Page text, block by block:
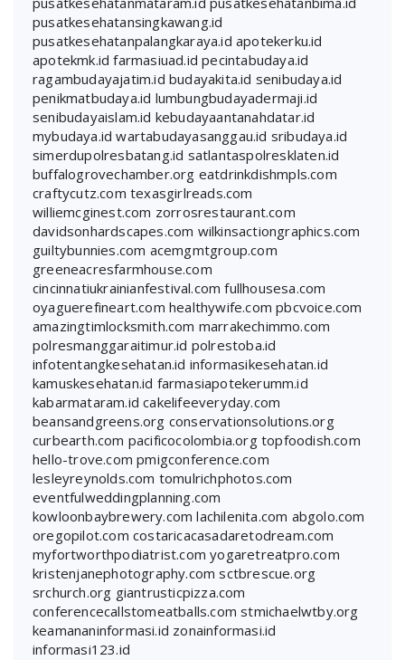
pusatkesehatansingkawang.id
pusatkesehatanpalangkaraya.id apotekerku.id
apotekmk.id farmasiuad.id pecintabudaya.id
ragambudayajatim.id budayakita.id senibudaya.id
penikmatbudaya.id lumbungbudayadermaji.id
senibudayaislam.id kebudayaantanahdatar.id
mybudaya.id wartabudayasanggau.id sribudaya.id
simerdupolresbatang.id satlantaspolresklaten.id
buffalogrovechamber.org eatdrinkdishmpls.com
craftycutz.com texasgirlreads.com
williemcginest.com zorrosrestaurant.com
davidsonhardscapes.com wilkinsactiongraphics.com
guiltybunnies.com acemgmtgroup.com
greeneacresfarmhouse.com
cincinnatiukrainianfestival.com fullhousesa.com
oyaguerefineart.com healthywife.com pbcvoice.com
amazingtimlocksmith.com marrakechimmo.com
polresmanggaraitimur.id polrestoba.id
infotentangkesehatan.id informasikesehatan.id
kamuskesehatan.id farmasiapotekerumm.id
kabarmataram.id cakelifeeveryday.com
beansandgreens.org conservationsolutions.org
curbearth.com pacificocolombia.org topfoodish.com
hello-trove.com pmigconference.com
lesleyreynolds.com tomulrichphotos.com
eventfulweddingplanning.com
kowloonbaybrewery.com lachilenita.com abgolo.com
oregopilot.com costaricacasadaretodream.com
myfortworthpodiatrist.com yogaretreatpro.com
kristenjanephotography.com sctbrescue.org
srchurch.org giantrusticpizza.com
conferencecallstomeatballs.com stmichaelwtby.org
keamananinformasi.id zonainformasi.id
informasi123.id